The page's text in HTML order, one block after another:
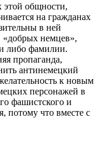
общности,
на гражданах
в ней
«добрых немцев»,
либо фамилии.
пропаганда,
антинемецкий
к новым
персонажей в
фашистского и
потому что вместе с